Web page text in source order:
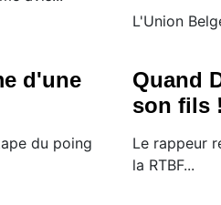
L'Union
d'une
du poing
Quand
son fils !
Le rappeur
la RTBF...